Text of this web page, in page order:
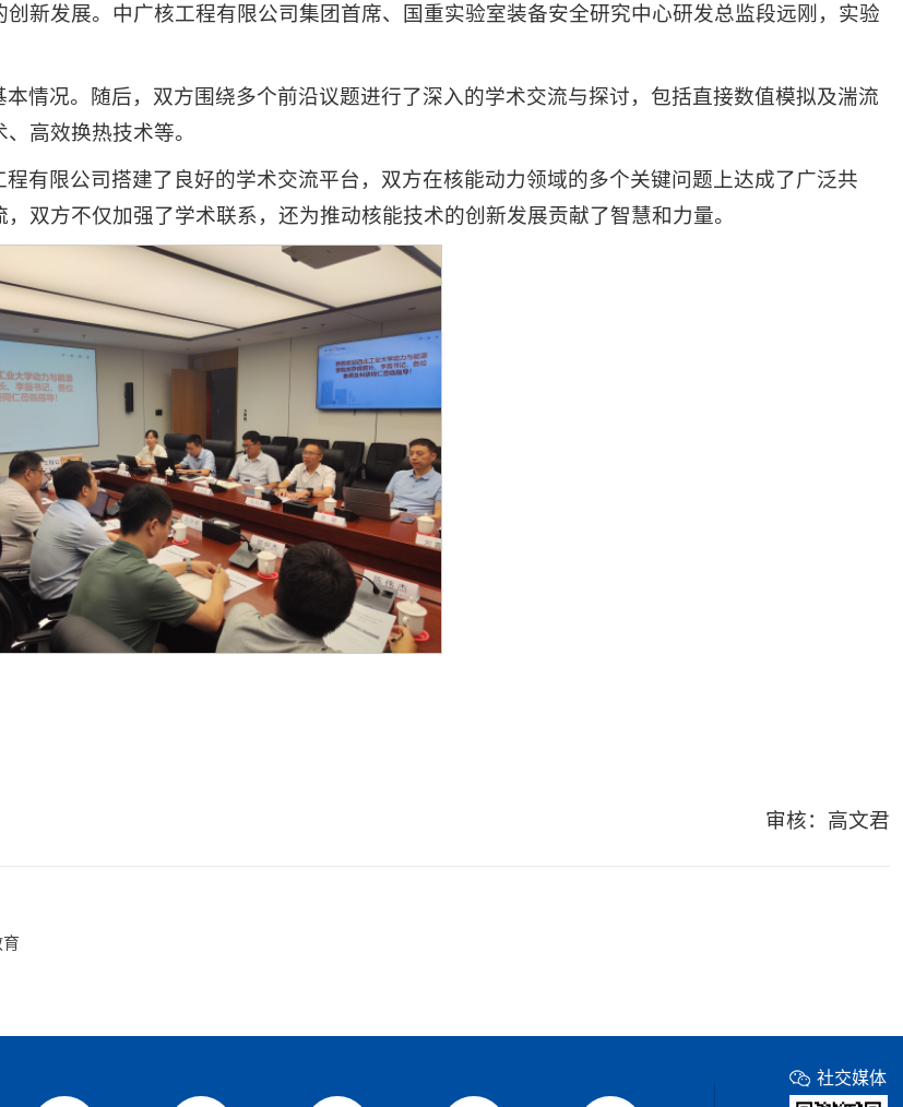
新发展。中广核工程有限公司集团首席、国重实验室装备安全研究中心研发总监段远刚，实验
情况。随后，双方围绕多个前沿议题进行了深入的学术交流与探讨，包括直接数值模拟及湍流
高效换热技术等。
有限公司搭建了良好的学术交流平台，双方在核能动力领域的多个关键问题上达成了广泛共
双方不仅加强了学术联系，还为推动核能技术的创新发展贡献了智慧和力量。
审核：高文君
社交媒体